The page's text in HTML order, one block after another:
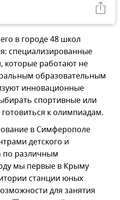
в городе 48 школ
специализированные
которые работают не
образовательным
инновационные
спортивные или
к олимпиадам.
в Симферополе
детского и
по различным
мы первые в Крыму
станции юных
для занятия